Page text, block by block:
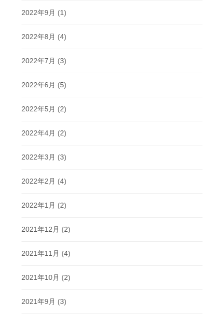
2022年9月 (1)
2022年8月 (4)
2022年7月 (3)
2022年6月 (5)
2022年5月 (2)
2022年4月 (2)
2022年3月 (3)
2022年2月 (4)
2022年1月 (2)
2021年12月 (2)
2021年11月 (4)
2021年10月 (2)
2021年9月 (3)